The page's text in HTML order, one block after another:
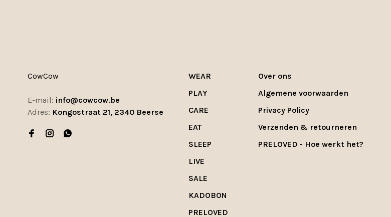
CowCow
E-mail: info@cowcow.be
Adres: Kongostraat 21, 2340 Beerse
WEAR
PLAY
CARE
EAT
SLEEP
LIVE
SALE
KADOBON
PRELOVED
Over ons
Algemene voorwaarden
Privacy Policy
Verzenden & retourneren
PRELOVED - Hoe werkt het?